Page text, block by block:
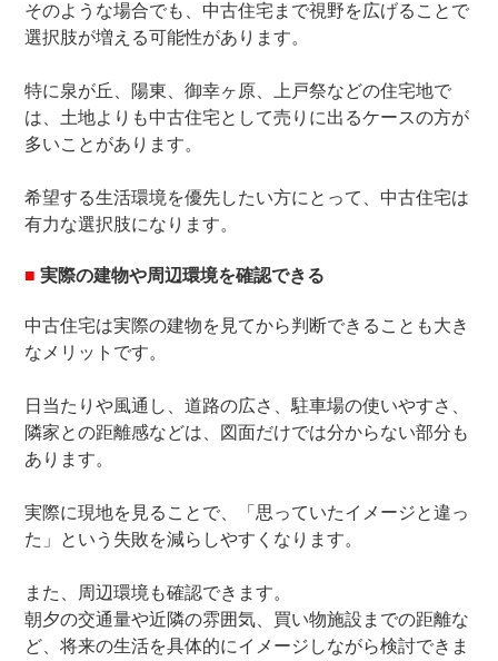
そのような場合でも、中古住宅まで視野を広げることで
選択肢が増える可能性があります。
特に泉が丘、陽東、御幸ヶ原、上戸祭などの住宅地で
は、土地よりも中古住宅として売りに出るケースの方が
多いことがあります。
希望する生活環境を優先したい方にとって、中古住宅は
有力な選択肢になります。
■ 実際の建物や周辺環境を確認できる
中古住宅は実際の建物を見てから判断できることも大き
なメリットです。
日当たりや風通し、道路の広さ、駐車場の使いやすさ、
隣家との距離感などは、図面だけでは分からない部分も
あります。
実際に現地を見ることで、「思っていたイメージと違っ
た」という失敗を減らしやすくなります。
また、周辺環境も確認できます。
朝夕の交通量や近隣の雰囲気、買い物施設までの距離な
ど、将来の生活を具体的にイメージしながら検討できま